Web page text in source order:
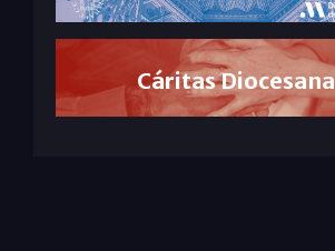
Cáritas Diocesana